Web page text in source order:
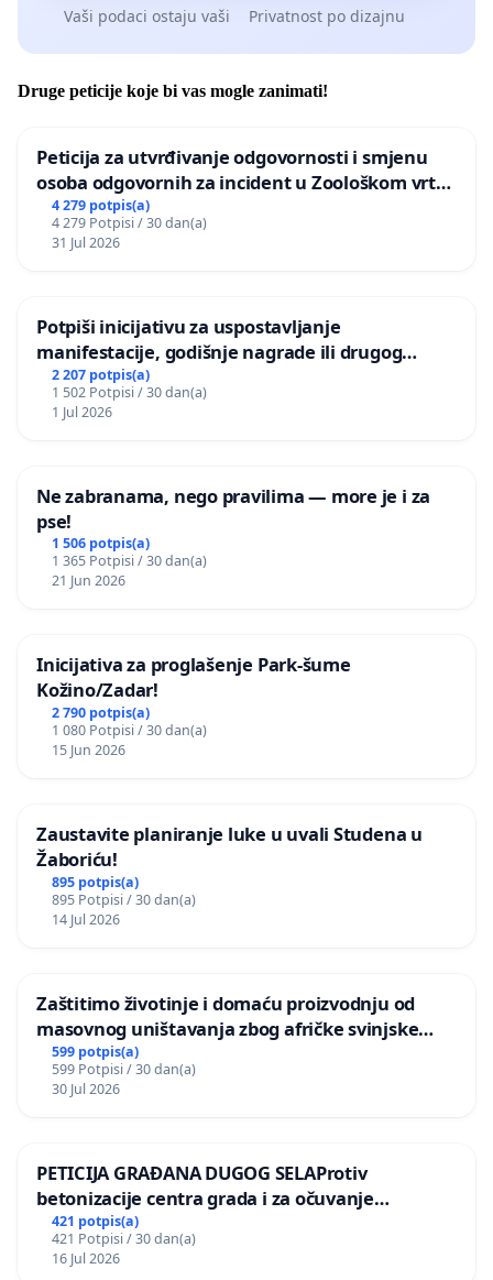
Vaši podaci ostaju vaši Privatnost po dizajnu
Druge peticije koje bi vas mogle zanimati!
Peticija za utvrđivanje odgovornosti i smjenu
osoba odgovornih za incident u Zoološkom vrtu
Grada Zagreba
4 279 potpis(a)
4 279 Potpisi / 30 dan(a)
31 Jul 2026
Potpiši inicijativu za uspostavljanje
manifestacije, godišnje nagrade ili drugog
javnog događaja „Edin Avdić“ u Sarajevu
2 207 potpis(a)
1 502 Potpisi / 30 dan(a)
1 Jul 2026
Ne zabranama, nego pravilima — more je i za
pse!
1 506 potpis(a)
1 365 Potpisi / 30 dan(a)
21 Jun 2026
Inicijativa za proglašenje Park-šume
Kožino/Zadar!
2 790 potpis(a)
1 080 Potpisi / 30 dan(a)
15 Jun 2026
Zaustavite planiranje luke u uvali Studena u
Žaboriću!
895 potpis(a)
895 Potpisi / 30 dan(a)
14 Jul 2026
Zaštitimo životinje i domaću proizvodnju od
masovnog uništavanja zbog afričke svinjske
kuge
599 potpis(a)
599 Potpisi / 30 dan(a)
30 Jul 2026
PETICIJA GRAĐANA DUGOG SELAProtiv
betonizacije centra grada i za očuvanje
postojećih zelenih površina i odraslih stabala pri
donošenju izmjena urbanističkog plana
421 potpis(a)
421 Potpisi / 30 dan(a)
16 Jul 2026